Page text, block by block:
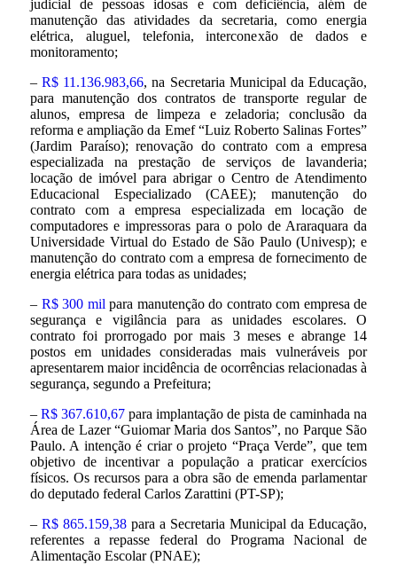
judicial de pessoas idosas e com deficiência, além de
manutenção das atividades da secretaria, como energia
elétrica, aluguel, telefonia, interconexão de dados e
monitoramento;
–R$ 11.136.983,66, na Secretaria Municipal da Educação,
para manutenção dos contratos de transporte regular de
alunos, empresa de limpeza e zeladoria; conclusão da
reforma e ampliação da Emef “Luiz Roberto Salinas Fortes”
(Jardim Paraíso); renovação do contrato com a empresa
especializada na prestação de serviços de lavanderia;
locação de imóvel para abrigar o Centro de Atendimento
Educacional Especializado (CAEE); manutenção do
contrato com a empresa especializada em locação de
computadores e impressoras para o polo de Araraquara da
Universidade Virtual do Estado de São Paulo (Univesp); e
manutenção do contrato com a empresa de fornecimento de
energia elétrica para todas as unidades;
– R$ 300 mil para manutenção do contrato com empresa de
segurança e vigilância para as unidades escolares. O
contrato foi prorrogado por mais 3 meses e abrange 14
postos em unidades consideradas mais vulneráveis por
apresentarem maior incidência de ocorrências relacionadas à
segurança, segundo a Prefeitura;
– R$ 367.610,67 para implantação de pista de caminhada na
Área de Lazer “Guiomar Maria dos Santos”, no Parque São
Paulo. A intenção é criar o projeto “Praça Verde”, que tem
objetivo de incentivar a população a praticar exercícios
físicos. Os recursos para a obra são de emenda parlamentar
do deputado federal Carlos Zarattini (PT-SP);
– R$ 865.159,38 para a Secretaria Municipal da Educação,
referentes a repasse federal do Programa Nacional de
Alimentação Escolar (PNAE);